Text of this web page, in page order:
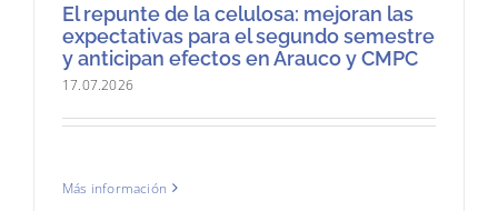
El repunte de la celulosa: mejoran las
expectativas para el segundo semestre
y anticipan efectos en Arauco y CMPC
17.07.2026
Más información